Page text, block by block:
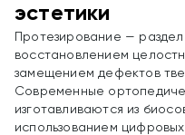
эстетики
Протезирование —
восстановлением
замещением дефектов
Современные
изготавливаются из
использованием